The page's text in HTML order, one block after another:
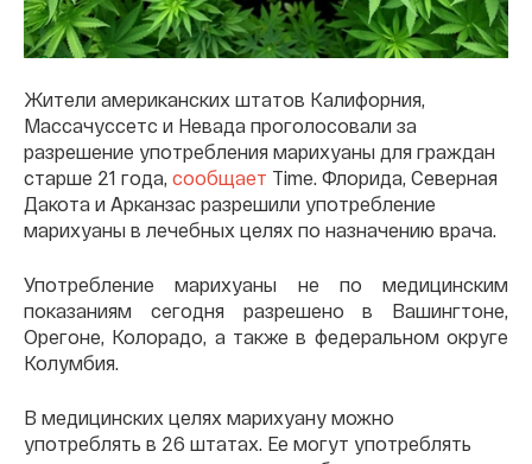
Жители американских штатов Калифорния,
Массачуссетс и Невада проголосовали за
разрешение употребления марихуаны для граждан
старше 21 года, сообщает Time. Флорида, Северная
Дакота и Арканзас разрешили употребление
марихуаны в лечебных целях по назначению врача.
Употребление марихуаны не по медицинским
показаниям сегодня разрешено в Вашингтоне,
Орегоне, Колорадо, а также в федеральном округе
Колумбия.
В медицинских целях марихуану можно
употреблять в 26 штатах. Ее могут употреблять